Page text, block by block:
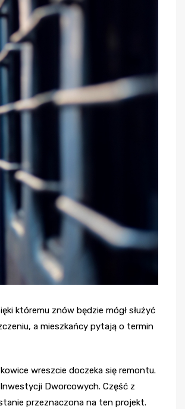
któremu znów będzie mógł służyć
a mieszkańcy pytają o termin
wreszcie doczeka się remontu.
Dworcowych. Część z
przeznaczona na ten projekt.